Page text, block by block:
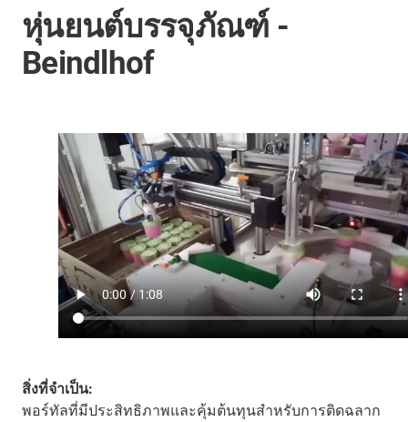
หุ่นยนต์บรรจุภัณฑ์ -
Beindlhof
สิ่งที่จำเป็น:
พอร์ทัลที่มีประสิทธิภาพและคุ้มต้นทุนสำหรับการติดฉลาก